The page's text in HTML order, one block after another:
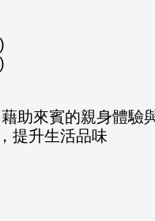
助來賓的親身體驗
提升生活品味